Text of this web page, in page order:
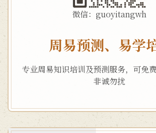
微信：guoyitangwh
周易预测、易学
专业周易知识培训及预测服务，可免费
非诚勿扰